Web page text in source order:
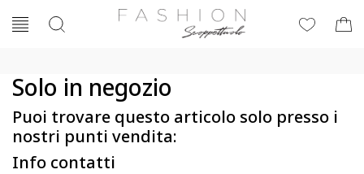
Solo in negozio
Puoi trovare questo articolo solo presso i
nostri punti vendita:
Info contatti